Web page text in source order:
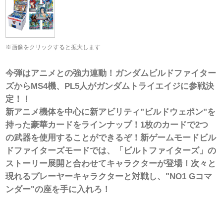
※画像をクリックすると拡大します
今弾はアニメとの強力連動！ガンダムビルドファイター
ズからMS4機、PL5人がガンダムトライエイジに参戦決
定！！
新アニメ機体を中心に新アビリティ"ビルドウェポン"を
持った豪華カードをラインナップ！1枚のカードで2つ
の武器を使用することができるぞ！新ゲームモードビル
ドファイターズモードでは、「ビルトファイターズ」の
ストーリー展開と合わせてキャラクターが登場！次々と
現れるプレーヤーキャラクターと対戦し、"NO1 Gコマ
ンダー"の座を手に入れろ！